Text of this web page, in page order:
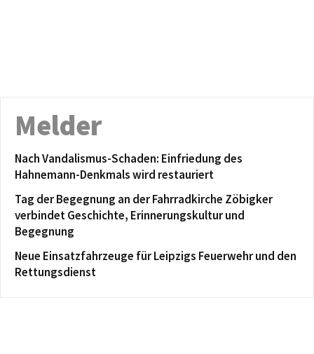
Melder
Nach Vandalismus-Schaden: Einfriedung des
Hahnemann-Denkmals wird restauriert
Tag der Begegnung an der Fahrradkirche Zöbigker
verbindet Geschichte, Erinnerungskultur und
Begegnung
Neue Einsatzfahrzeuge für Leipzigs Feuerwehr und den
Rettungsdienst